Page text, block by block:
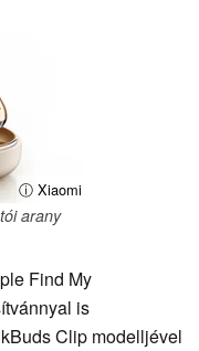
ⓘ Xiaomi
arany
Find My
is
Clip modelljével